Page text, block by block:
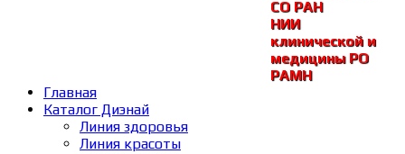
СО РАH
НИИ
клинической и
медицины РО
РАМH
Главная
Каталог Диэнай
Линия здоровья
Линия красоты